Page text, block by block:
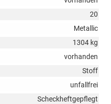
20
Metallic
1304 kg
vorhanden
Stoff
unfallfrei
Scheckheftgepflegt